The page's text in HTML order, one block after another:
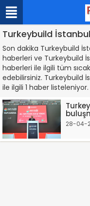
Turkeybuild
Son dakika Turkeybuild
haberleri ve Turkeybuild
haberleri ile ilgili tüm
edebilirsiniz. Turkeybuild
ile ilgili 1 haber listeleniyor.
28-04-